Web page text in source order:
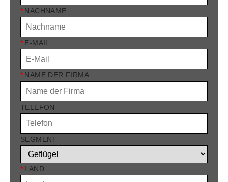
* NACHNAME
* E-MAIL
* NAME DER FIRMA
TELEFON
SEGMENT
* LAND